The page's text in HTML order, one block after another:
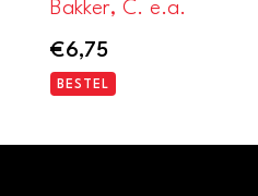
Bakker, C. e.a.
€6,75
BESTEL